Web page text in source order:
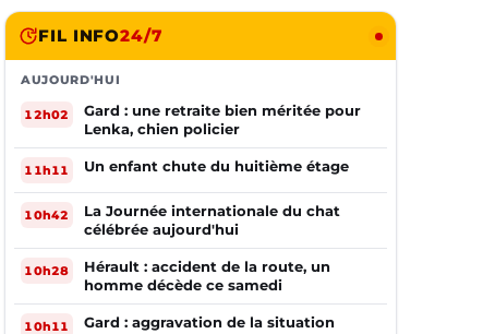
FIL INFO24/7
AUJOURD'HUI
12h02
Gard : une retraite bien méritée pour
Lenka, chien policier
11h11 Un enfant chute du huitième étage
10h42
La Journée internationale du chat
célébrée aujourd'hui
10h28
Hérault : accident de la route, un
homme décède ce samedi
10h11
Gard : aggravation de la situation